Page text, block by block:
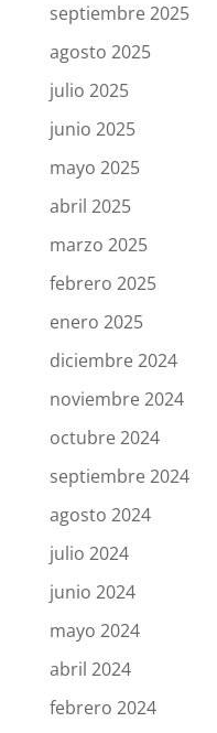
septiembre 2025
agosto 2025
julio 2025
junio 2025
mayo 2025
abril 2025
marzo 2025
febrero 2025
enero 2025
diciembre 2024
noviembre 2024
octubre 2024
septiembre 2024
agosto 2024
julio 2024
junio 2024
mayo 2024
abril 2024
febrero 2024